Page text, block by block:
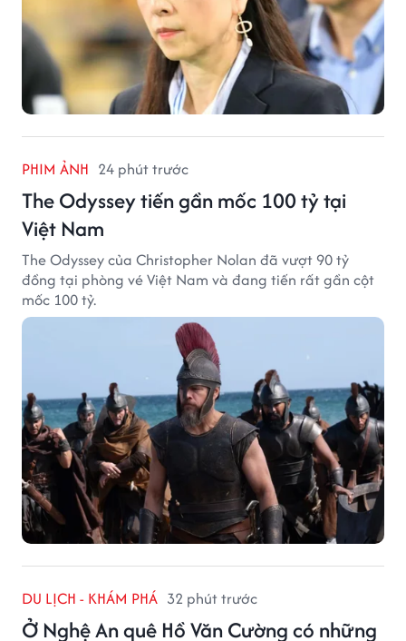
PHIM ẢNH 24 phút trước
The Odyssey tiến gần mốc 100 tỷ tại
Việt Nam
The Odyssey của Christopher Nolan đã vượt 90 tỷ
đồng tại phòng vé Việt Nam và đang tiến rất gần cột
mốc 100 tỷ.
DU LỊCH - KHÁM PHÁ 32 phút trước
Ở Nghệ An quê Hồ Văn Cường có những